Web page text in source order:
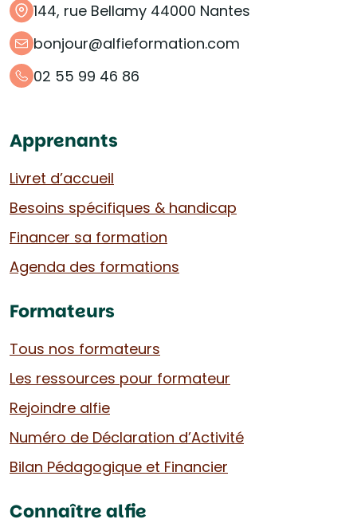
144, rue Bellamy 44000 Nantes
bonjour@alfieformation.com
02 55 99 46 86
Apprenants
Livret d’accueil
Besoins spécifiques & handicap
Financer sa formation
Agenda des formations
Formateurs
Tous nos formateurs
Les ressources pour formateur
Rejoindre alfie
Numéro de Déclaration d’Activité
Bilan Pédagogique et Financier
Connaître alfie